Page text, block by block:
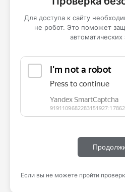
Для доступа к сайту
не робот. Это поможет
автоматических
Если вы не можете пройти